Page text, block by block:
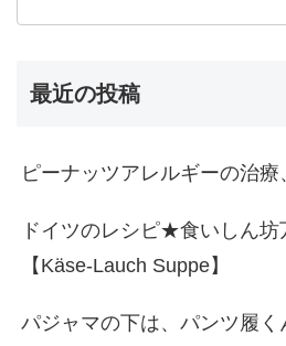
最近の投稿
ピーナッツアレルギーの治療
ドイツのレシピ★食いしん坊
【Käse-Lauch Suppe】
パジャマの下は、パンツ履く